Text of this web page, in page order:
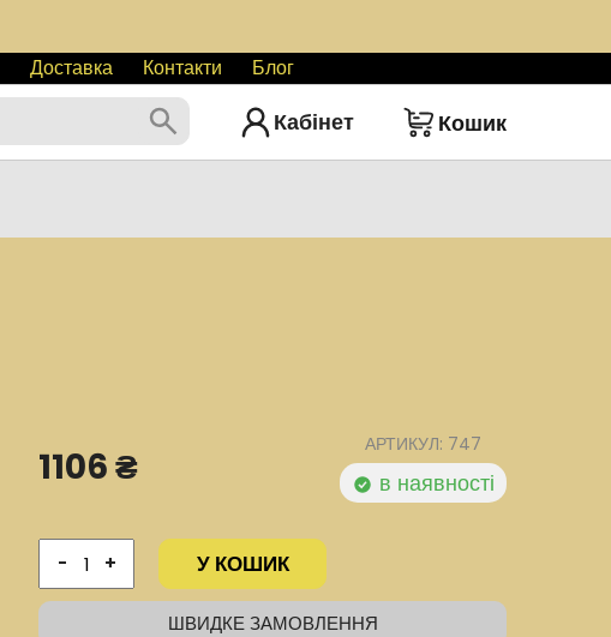
Доставка Контакти Блог
Кабінет Кошик
1106 ₴ АРТИКУЛ: 747
в наявності
- + У КОШИК
ШВИДКЕ ЗАМОВЛЕННЯ